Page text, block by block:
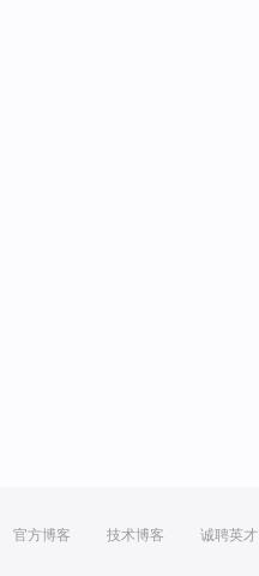
官方博客 技术博客 诚聘英才